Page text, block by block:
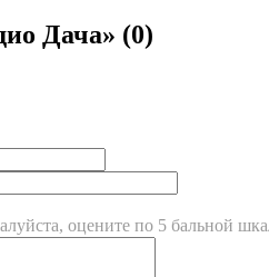
Дача» (0)
оцените по 5 бальной